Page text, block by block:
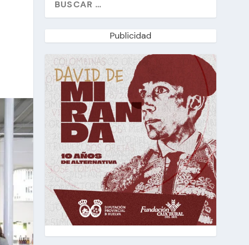
Publicidad